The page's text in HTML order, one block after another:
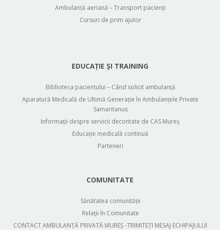
Ambulanță aeriană – Transport pacienți
Cursuri de prim ajutor
EDUCAȚIE ȘI TRAINING
Biblioteca pacientului – Când solicit ambulanță
Aparatură Medicală de Ultimă Generație în Ambulanțele Private
Samaritanus
Informații despre servicii decontate de CAS Mureș
Educație medicală continuă
Parteneri
COMUNITATE
Sănătatea comunității
Relații în Comunitate
CONTACT AMBULANȚĂ PRIVATĂ MUREȘ -TRIMITEȚI MESAJ ECHIPAJULUI